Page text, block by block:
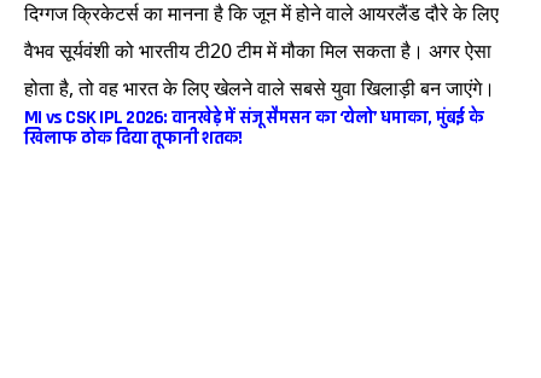
दिग्गज क्रिकेटर्स का मानना है कि जून में होने वाले आयरलैंड दौरे के लिए
वैभव सूर्यवंशी को भारतीय टी20 टीम में मौका मिल सकता है। अगर ऐसा
होता है, तो वह भारत के लिए खेलने वाले सबसे युवा खिलाड़ी बन जाएंगे।
MI vs CSK IPL 2026: वानखेड़े में संजू सैमसन का ‘येलो’ धमाका, मुंबई के
खिलाफ ठोक दिया तूफानी शतक!